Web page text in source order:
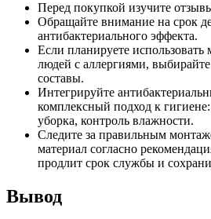
Перед покупкой изучите
Обращайте внимание на срок
антибактериального эффекта.
Если планируете использовать
людей с аллергиями,
составы.
Интегрируйте
комплексный подход к
уборка, контроль влажности.
Следите за правильным
материал согласно
продлит срок службы и
Вывод